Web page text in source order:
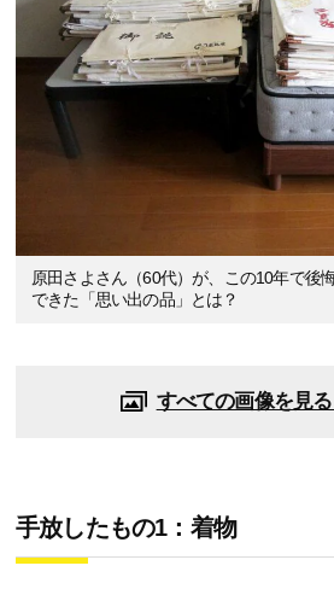
原田さよさん（60代）が、この10年で後
できた「思い出の品」とは？
すべての画像を見る
手放したもの1：着物